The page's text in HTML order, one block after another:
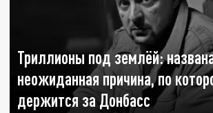
Триллионы под землёй:
неожиданная причина, по
держится за Донбасс